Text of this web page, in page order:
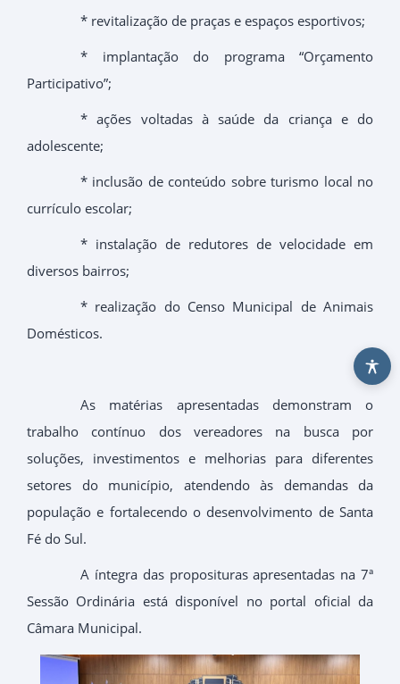
* revitalização de praças e espaços esportivos;
* implantação do programa “Orçamento
Participativo”;
* ações voltadas à saúde da criança e do
adolescente;
* inclusão de conteúdo sobre turismo local no
currículo escolar;
* instalação de redutores de velocidade em
diversos bairros;
* realização do Censo Municipal de Animais
Domésticos.
As matérias apresentadas demonstram o
trabalho contínuo dos vereadores na busca por
soluções, investimentos e melhorias para diferentes
setores do município, atendendo às demandas da
população e fortalecendo o desenvolvimento de Santa
Fé do Sul.
A íntegra das proposituras apresentadas na 7ª
Sessão Ordinária está disponível no portal oficial da
Câmara Municipal.